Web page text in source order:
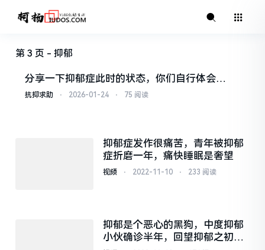
第 3 页 - 抑郁
分享一下抑郁症此时的状态，你们自行体会…
抗抑求助 ⋅ 2026-01-24 ⋅ 75 阅读
抑郁症发作很痛苦，青年被抑郁
症折磨一年，痛快睡眠是奢望
视频 ⋅ 2022-11-10 ⋅ 233 阅读
抑郁是个恶心的黑狗，中度抑郁
小伙确诊半年，回望抑郁之初症